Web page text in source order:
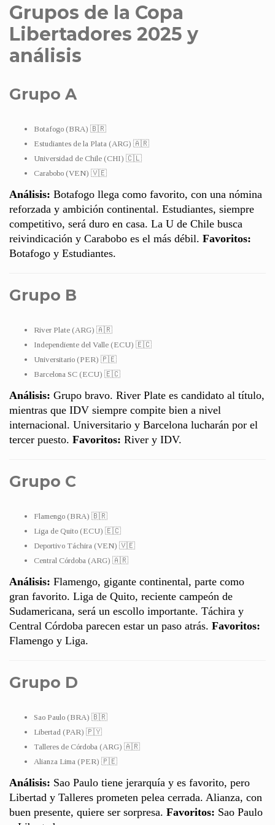
Grupos de la Copa
Libertadores 2025 y
análisis
Grupo A
Botafogo (BRA) 🇧🇷
Estudiantes de la Plata (ARG) 🇦🇷
Universidad de Chile (CHI) 🇨🇱
Carabobo (VEN) 🇻🇪
Análisis: Botafogo llega como favorito, con una nómina
reforzada y ambición continental. Estudiantes, siempre
competitivo, será duro en casa. La U de Chile busca
reivindicación y Carabobo es el más débil. Favoritos:
Botafogo y Estudiantes.
Grupo B
River Plate (ARG) 🇦🇷
Independiente del Valle (ECU) 🇪🇨
Universitario (PER) 🇵🇪
Barcelona SC (ECU) 🇪🇨
Análisis: Grupo bravo. River Plate es candidato al título,
mientras que IDV siempre compite bien a nivel
internacional. Universitario y Barcelona lucharán por el
tercer puesto. Favoritos: River y IDV.
Grupo C
Flamengo (BRA) 🇧🇷
Liga de Quito (ECU) 🇪🇨
Deportivo Táchira (VEN) 🇻🇪
Central Córdoba (ARG) 🇦🇷
Análisis: Flamengo, gigante continental, parte como
gran favorito. Liga de Quito, reciente campeón de
Sudamericana, será un escollo importante. Táchira y
Central Córdoba parecen estar un paso atrás. Favoritos:
Flamengo y Liga.
Grupo D
Sao Paulo (BRA) 🇧🇷
Libertad (PAR) 🇵🇾
Talleres de Córdoba (ARG) 🇦🇷
Alianza Lima (PER) 🇵🇪
Análisis: Sao Paulo tiene jerarquía y es favorito, pero
Libertad y Talleres prometen pelea cerrada. Alianza, con
buen presente, quiere ser sorpresa. Favoritos: Sao Paulo